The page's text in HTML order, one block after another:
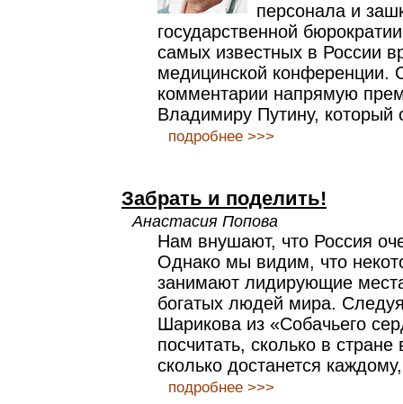
персонала и
государственной
самых известных в России
медицинской конференции.
комментарии напрямую
Владимиру Путину, который
подробнее >>>
Забрать и поделить!
Анастасия Попова
Нам внушают, что Россия
Однако мы видим, что
занимают лидирующие
богатых людей мира.
Шарикова из «Собачьего
посчитать, сколько в стране
сколько достанется
подробнее >>>